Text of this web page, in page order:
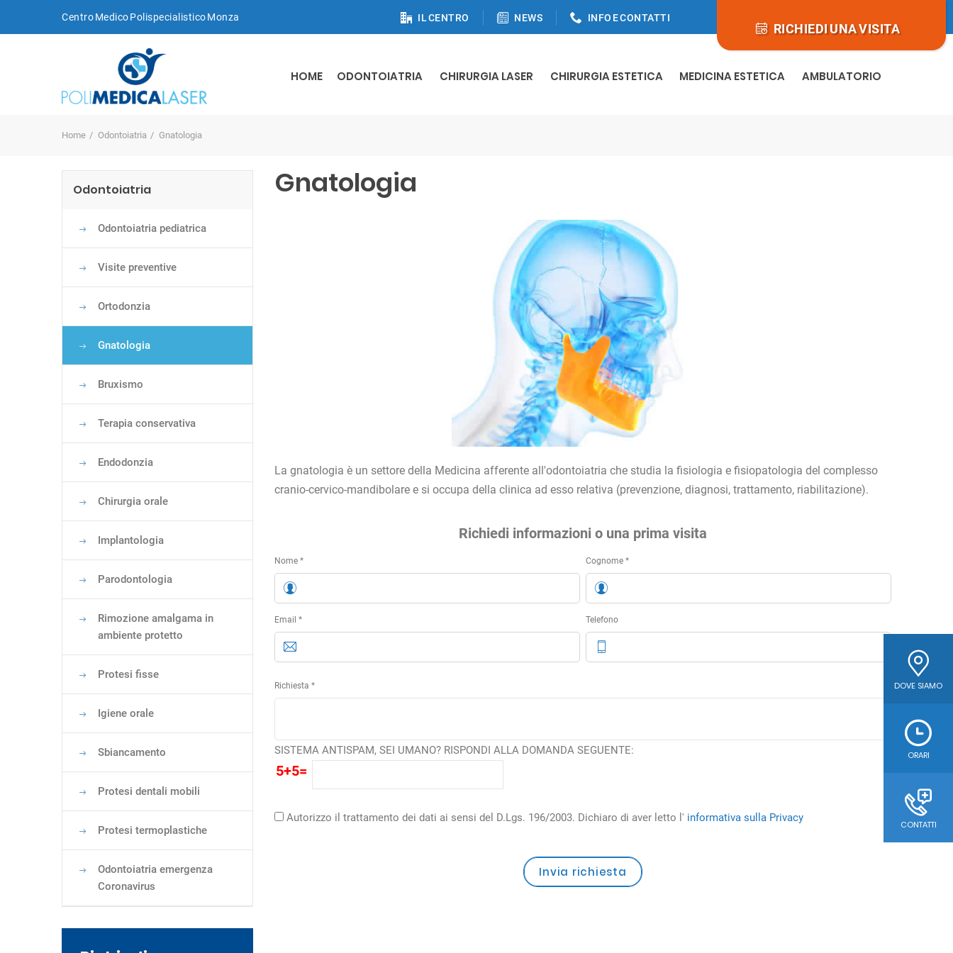
Centro Medico Polispecialistico Monza IL CENTRO NEWS INFO E CONTATTI
RICHIEDI UNA VISITA
HOME ODONTOIATRIA CHIRURGIA LASER CHIRURGIA ESTETICA MEDICINA ESTETICA AMBULATORIO
DOVE SIAMO
ORARI
CONTATTI
Home Odontoiatria Gnatologia
Odontoiatria
Odontoiatria pediatrica
Visite preventive
Ortodonzia
Gnatologia
Bruxismo
Terapia conservativa
Endodonzia
Chirurgia orale
Implantologia
Parodontologia
Rimozione amalgama in
ambiente protetto
Protesi fisse
Igiene orale
Sbiancamento
Protesi dentali mobili
Protesi termoplastiche
Odontoiatria emergenza
Coronavirus
Gnatologia
La gnatologia è un settore della Medicina afferente all'odontoiatria che studia la fisiologia e fisiopatologia del complesso
cranio-cervico-mandibolare e si occupa della clinica ad esso relativa (prevenzione, diagnosi, trattamento, riabilitazione).
Richiedi informazioni o una prima visita
Nome * Cognome *
Email * Telefono
Richiesta *
SISTEMA ANTISPAM, SEI UMANO? RISPONDI ALLA DOMANDA SEGUENTE:
5+5=
Autorizzo il trattamento dei dati ai sensi del D.Lgs. 196/2003. Dichiaro di aver letto l' informativa sulla Privacy
Invia richiesta